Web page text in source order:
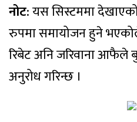
नोट: यस सिस्टममा
रुपमा समायोजन हुने
रिबेट अनि जरिवाना आफैले
अनुरोध गरिन्छ ।